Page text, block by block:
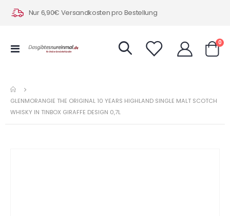
Nur 6,90€ Versandkosten pro Bestellung
Navigation
0
GLENMORANGIE THE ORIGINAL 10 YEARS HIGHLAND SINGLE MALT SCOTCH
WHISKY IN TINBOX GIRAFFE DESIGN 0,7L